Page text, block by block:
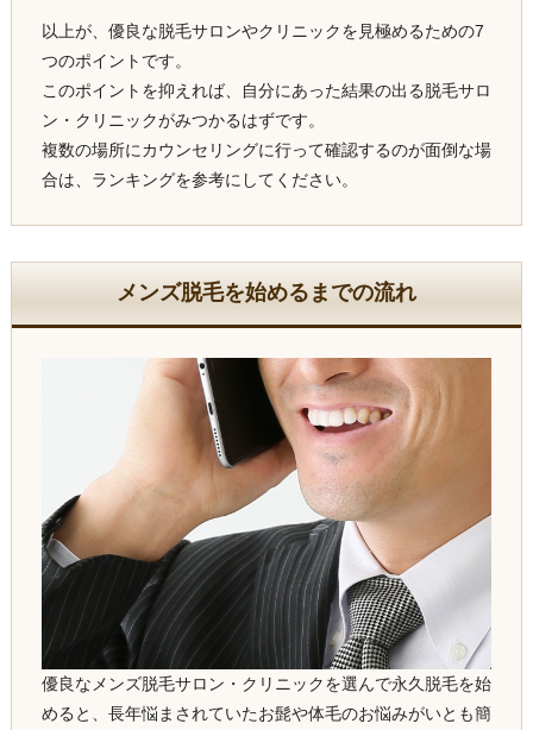
以上が、優良な脱毛サロンやクリニックを見極めるための7
つのポイントです。
このポイントを抑えれば、自分にあった結果の出る脱毛サロ
ン・クリニックがみつかるはずです。
複数の場所にカウンセリングに行って確認するのが面倒な場
合は、ランキングを参考にしてください。
メンズ脱毛を始めるまでの流れ
優良なメンズ脱毛サロン・クリニックを選んで永久脱毛を始
めると、長年悩まされていたお髭や体毛のお悩みがいとも簡